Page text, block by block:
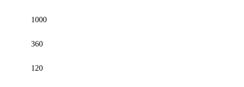
1000
360
120